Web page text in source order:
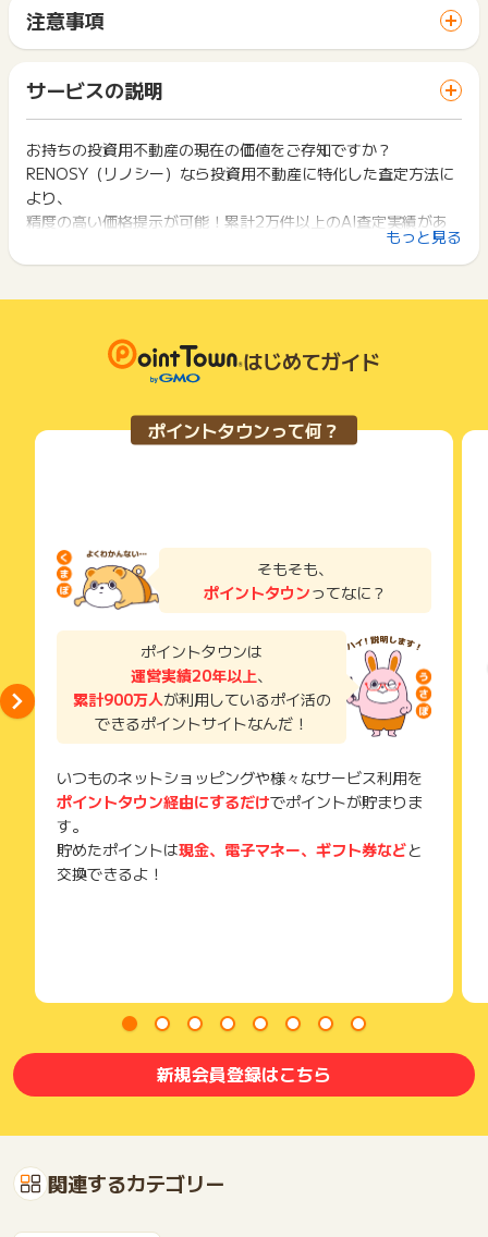
合、又は広告主が判断した場合
※不備・不正・虚偽・重複・いたずら・キャンセル
※本キャンペーンページ以外からのお申込み
※同一IPからの2回目以降のお申込み
※その他お申込内容に不備がある場合
までお問い合わせください。ポイントについて、広告主に直接
お問い合わせをした場合、ポイント獲得対象外となる場合がご
ざいます。
サイトに移動してからお申し込みやお買い物が完了するまでの
間に、同じブラウザ（※）で他のサイトに移動した場合はポイン
ト獲得ができません。
「 サイトへ行ってポイントGET 」ボタンを押した時とサービ
ス・お買い物利用時で、デバイス・ブラウザが異なる場合はポ
イント獲得ができません。
2回以上同じお買い物・サービスをご利用される場合は、毎回
ポイントタウンに戻り、「 サイトへ行ってポイントGET 」ボ
タンを押してからご利用ください。
下記の事項に該当する場合、広告主側で対象外とみなし、「獲
い物を複数回ご利用された場合
て一度でも同サービス・お買い物を利用されたことがある場合
ご利用前には、Cookieの削除をおこなっていただくことを推奨
サービス・お買い物利用時にお電話など2つ以上の申し込み方
法がある場合、必ずサイト上のWEBフォームからお申し込みく
了などのメールは、ポイント獲得するまで必ず保管してくださ
獲得待ち・獲得失敗の状態でお問い合わせされる際に、該当の
メールを送っていただく場合がございます。
そのため、紛失・破棄された場合は対応いたしかねますので、
ご注意ください。
(※) SafariやChromeなどwebサイトを表示するアプリのこと
注意事項
一部のサービスにつきましては、1商品につき10円単位の金額
は切り捨てとなります。
ポイント獲得が1ポイント未満のものは切り捨てとなり、ポイ
ント履歴には記載されません。
原則として広告主側のポイント等を利用して支払われた金額分
につきましては、ポイントタウンのポイント獲得の対象には含
まれません。
広告主が運営しているサービスの都合もしくは会員様の都合で
商品の交換や一部でもキャンセルされた場合、ポイントが無効
になる可能性もございます。
条件を達成しているかどうかは各広告主ではなく、代理店が行
っているため、広告主はポイントに関する詳細を把握しており
そのため、ポイントタウンのポイントに関するお問い合わせを
広告主様に直接行わないようお願いいたします。
サービスの説明
お持ちの投資用不動産の現在の価値をご存知ですか？
RENOSY（リノシー）なら投資用不動産に特化した査定方法に
より、
精度の高い価格提示が可能！累計2万件以上のAI査定実績があ
今なら投資用不動産をAI査定していただいた方に3,000Pプレゼ
もっと見る
はじめてガイド
ポイントタウンって何？
そもそも、
ポイントタウンってなに？
ポイントタウンは
運営実績20年以上、
累計900万人が利用しているポイ活の
できるポイントサイトなんだ！
いつものネットショッピングや様々なサービス利用を
ポイントタウン経由にするだけでポイントが貯まりま
す。
貯めたポイントは現金、電子マネー、ギフト券などと
交換できるよ！
新規会員登録はこちら
関連するカテゴリー